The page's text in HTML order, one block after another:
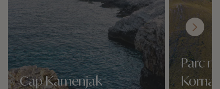
Cap Kamenjak
Parc